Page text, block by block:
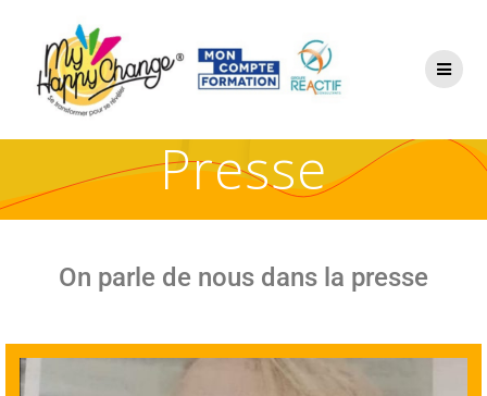
Presse
On parle de nous dans la presse